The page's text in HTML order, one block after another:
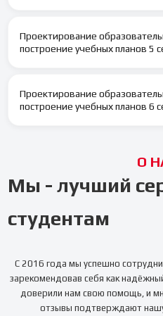
Проектирование
построение учебных планов 5
Проектирование
построение учебных планов 6
О
Мы - лучший
студентам
С 2016 года мы успешно
зарекомендовав себя как
доверили нам свою помощь, и
отзывы подтверждают